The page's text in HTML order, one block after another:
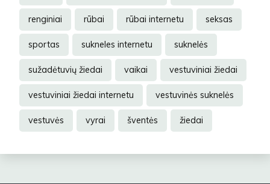
renginiai rūbai rūbai internetu seksas
sportas sukneles internetu suknelės
sužadėtuvių žiedai vaikai vestuviniai žiedai
vestuviniai žiedai internetu vestuvinės suknelės
vestuvės vyrai šventės žiedai